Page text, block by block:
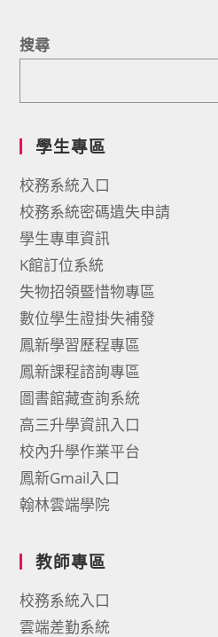
搜尋
學生專區
校務系統入口
校務系統密碼遺失申請
學生專車資訊
K館訂位系統
失物招領暨惜物專區
數位學生證掛失補發
鳳新學習歷程專區
鳳新課程諮詢專區
圖書館藏查詢系統
高三升學資訊入口
校內升學作業平台
鳳新Gmail入口
翰林雲端學院
教師專區
校務系統入口
雲端差勤系統